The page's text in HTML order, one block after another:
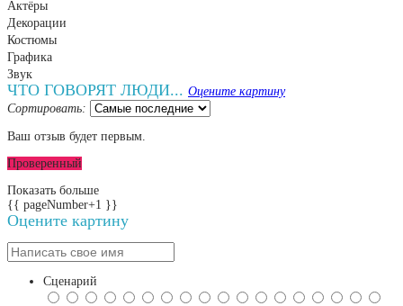
Актёры
Декорации
Костюмы
Графика
Звук
ЧТО ГОВОРЯТ ЛЮДИ... Оцените картину
Сортировать:
Ваш отзыв будет первым.
Проверенный
Показать больше
{{ pageNumber+1 }}
Оцените картину
Сценарий